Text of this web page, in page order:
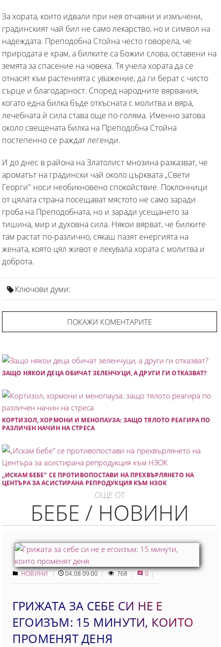
За хората, които идвали при нея отчаяни и измъчени,
градинският чай бил не само лекарство, но и символ на
надеждата. Преподобна Стойна често говорела, че
природата е храм, а билките са Божии слова, оставени на
земята за спасение на човека. Тя учела хората да се
отнасят към растенията с уважение, да ги берат с чисто
сърце и благодарност. Според народните вярвания,
когато една билка бъде откъсната с молитва и вяра,
лечебната ѝ сила става още по-голяма. Именно затова
около свещената билка на Преподобна Стойна
постепенно се раждат легенди.
И до днес в района на Златолист мнозина разказват, че
ароматът на градински чай около църквата „Свети
Георги" носи необикновено спокойствие. Поклонници
от цялата страна посещават мястото не само заради
гроба на Преподобната, но и заради усещането за
тишина, мир и духовна сила. Някои вярват, че билките
там растат по-различно, сякаш пазят енергията на
жената, която цял живот е лекувала хората с молитва и
доброта.
Ключови думи:
ПОКАЖИ КОМЕНТАРИТЕ
ЗАЩО НЯКОИ ДЕЦА ОБИЧАТ ЗЕЛЕНЧУЦИ, А ДРУГИ ГИ ОТКАЗВАТ?
КОРТИЗОЛ, ХОРМОНИ И МЕНОПАУЗА: ЗАЩО ТЯЛОТО РЕАГИРА ПО
РАЗЛИЧЕН НАЧИН НА СТРЕСА
„ИСКАМ БЕБЕ" СЕ ПРОТИВОПОСТАВИ НА ПРЕХВЪРЛЯНЕТО НА
ЦЕНТЪРА ЗА АСИСТИРАНА РЕПРОДУКЦИЯ КЪМ НЗОК
ОЩЕ ОТ
БЕБЕ / НОВИНИ
НОВИНИ 04.08 09:00 768 0
ГРИЖАТА ЗА СЕБЕ СИ НЕ Е
ЕГОИЗЪМ: 15 МИНУТИ, КОИТO
ПРОМЕНЯТ ДЕНЯ